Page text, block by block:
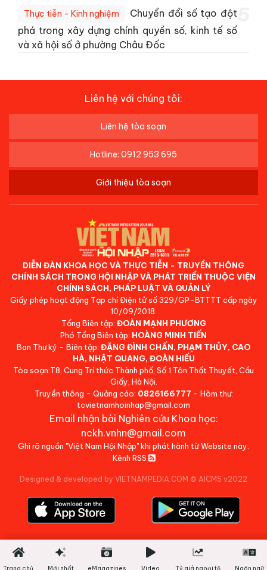
Thực tiễn - Kinh nghiệm
Chuyển đổi số tạo đột
phá trong xây dựng chính quyền số, kinh tế số
và xã hội số ở phường Châu Đốc
Liên hệ với chúng tôi:
Liên hệ tòa soạn
Hotline: 0912 953 695
Giới thiệu tòa soạn
DIỄN ĐÀN KHOA HỌC VÀ THỰC TIỄN - TRUYỀN THÔNG
CHÍNH SÁCH TRONG HỘI NHẬP VÀ PHÁT TRIỂN THUỘC VIỆN
CHÍNH SÁCH, PHÁP LUẬT VÀ QUẢN LÝ
Giấy phép hoạt động Tạp chí Điện tử số 329/GP-BTTTT cấp ngày
10/09/2018.
Tổng Biên tập: ĐOÀN MẠNH PHƯƠNG
Phó Tổng Biên tập: HOÀNG MINH TIẾN
Ban Thư ký - Biên tập: ĐẶNG ĐÌNH CHẤN, PHẠM THỦY, CAO
HÀ, NHẬT QUANG, ĐOÀN HIẾU
Tòa soạn:T8, Cung Trí thức Thành phố, Số 1 Tôn Thất Thuyết, Cầu
Giấy, Hà Nội.
Truyền thông - Quảng cáo: 0826166777 - Hòm thư:
tcvietnamhoinhap@gmail.com
Email nhận bài Nghiên cứu Khoa học:
nckh.vnhn@gmail.com
Ghi rõ nguồn "Việt Nam Hội Nhập" khi phát hành từ Website này.
Kênh RSS
Designed & developed by VIETNAMPEDIA.COM © AICMS v2022